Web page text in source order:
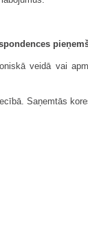
veidā vai
Saņemtās